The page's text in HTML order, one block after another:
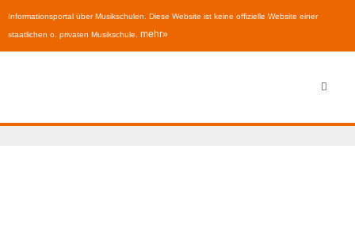
Informationsportal über Musikschulen. Diese Website ist keine offizielle Website einer
staatlichen o. privaten Musikschule. mehr»